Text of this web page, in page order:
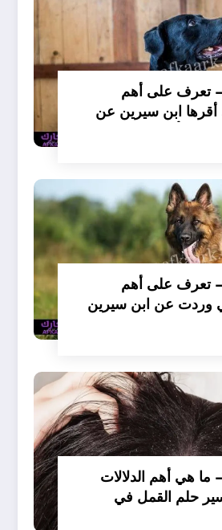
تعرف على أهم
أقرها ابن سيرين عن
تعرف على أهم
وردت عن ابن سيرين
هي أهم الدلالات
حلم القمل في